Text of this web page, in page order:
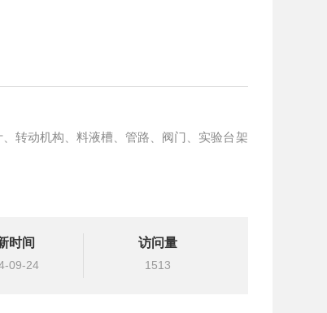
转动机构、料液槽、管路、阀门、实验台架
时间
09-24
访问量
1513